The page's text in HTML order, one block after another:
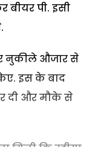
पी. इसी
नुकीले औजार से
इस के बाद
दी और मौके से